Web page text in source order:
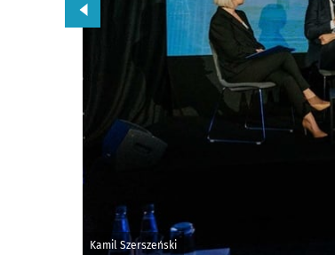
Kamil Szerszeński
Przejdź do poprzedniego zdjęcia.